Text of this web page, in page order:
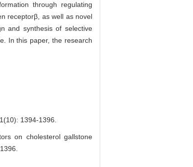
through regulating
receptorβ, as well as novel
and synthesis of selective
In this paper, the research
1394-1396.
on cholesterol gallstone